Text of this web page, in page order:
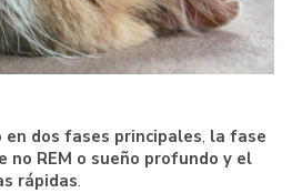
en dos fases principales, la fase
no REM o sueño profundo y el
rápidas.